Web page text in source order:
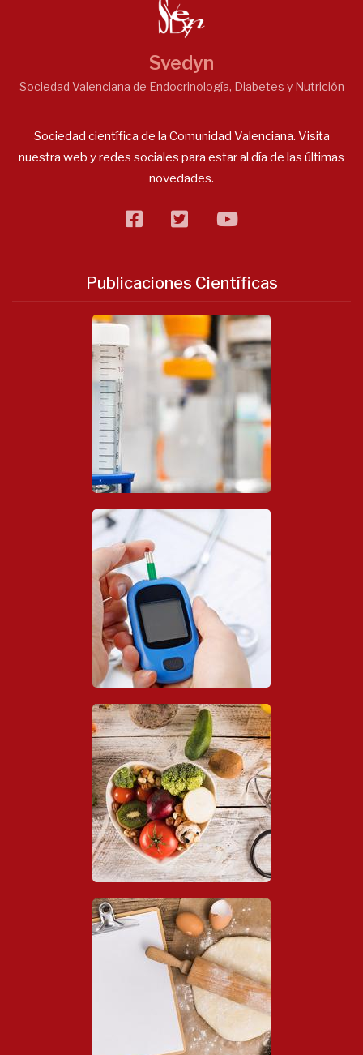
Svedyn
Sociedad Valenciana de Endocrinología, Diabetes y Nutrición
Sociedad científica de la Comunidad Valenciana. Visita
nuestra web y redes sociales para estar al día de las últimas
novedades.
facebooktwitterflickr
Publicaciones Científicas